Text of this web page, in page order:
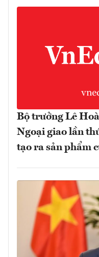
Bộ trưởng Lê
Ngoại giao lần
tạo ra sản phẩm